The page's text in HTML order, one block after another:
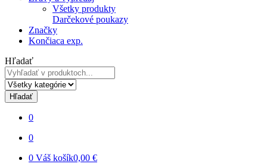
Všetky produkty
Darčekové poukazy
Značky
Končiaca exp.
Hľadať
Hľadať
0
0
0 Váš košík0,00 €